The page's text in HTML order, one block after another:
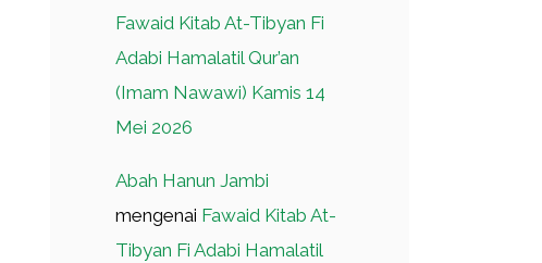
Fawaid Kitab At-Tibyan Fi
Adabi Hamalatil Qur’an
(Imam Nawawi) Kamis 14
Mei 2026
Abah Hanun Jambi
mengenai Fawaid Kitab At-
Tibyan Fi Adabi Hamalatil